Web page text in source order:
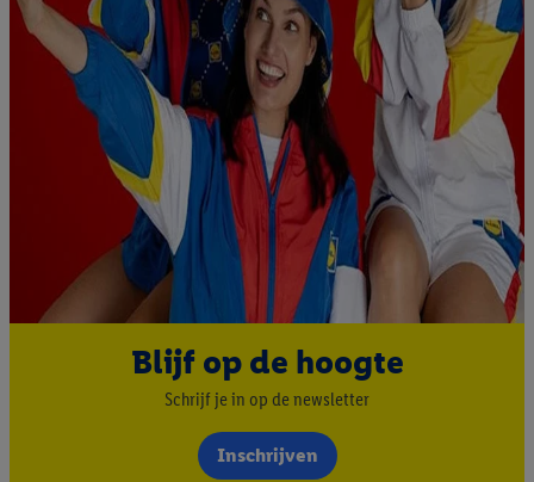
Blijf op de hoogte
Schrijf je in op de newsletter
Inschrijven